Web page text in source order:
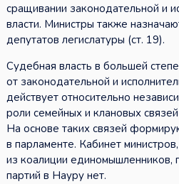
сращивании законодательной и
власти. Министры также
депутатов легислатуры (ст. 19).
Судебная власть в большей
от законодательной и
действует относительно
роли семейных и клановых
На основе таких связей
в парламенте. Кабинет
из коалиции единомышленников,
партий в Науру нет.